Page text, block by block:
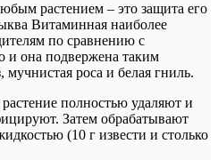
растением – это защита его
Витаминная наиболее
по сравнению с
и она подвержена таким
мучнистая роса и белая гниль.
полностью удаляют и
Затем обрабатывают
(10 г извести и столько